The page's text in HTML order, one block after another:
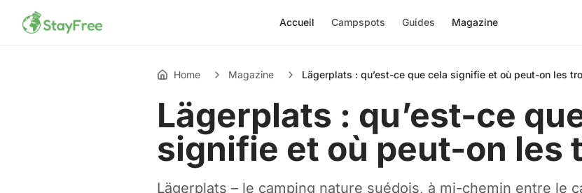
Accueil Campspots Guides Magazine
Home Magazine Lägerplats : qu’est-ce que cela signifie et où peut-on les
Lägerplats : qu’est-ce
signifie et où peut-on les
Lägerplats – le camping nature suédois, à mi-chemin entre le